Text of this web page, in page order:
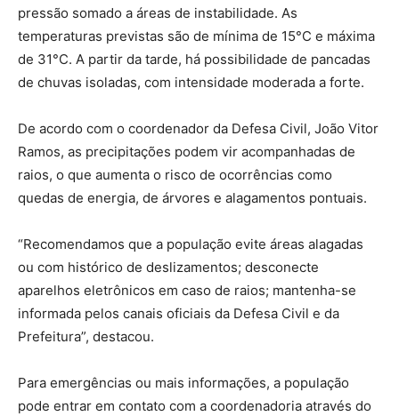
pressão somado a áreas de instabilidade. As
temperaturas previstas são de mínima de 15°C e máxima
de 31°C. A partir da tarde, há possibilidade de pancadas
de chuvas isoladas, com intensidade moderada a forte.
De acordo com o coordenador da Defesa Civil, João Vitor
Ramos, as precipitações podem vir acompanhadas de
raios, o que aumenta o risco de ocorrências como
quedas de energia, de árvores e alagamentos pontuais.
“Recomendamos que a população evite áreas alagadas
ou com histórico de deslizamentos; desconecte
aparelhos eletrônicos em caso de raios; mantenha-se
informada pelos canais oficiais da Defesa Civil e da
Prefeitura”, destacou.
Para emergências ou mais informações, a população
pode entrar em contato com a coordenadoria através do